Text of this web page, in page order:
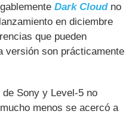
Dark Cloudno
en diciembre
que pueden
versión son prácticamente
Sony y Level-5 no
menos se acercó a